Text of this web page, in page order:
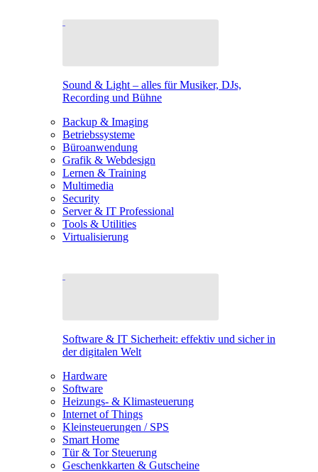
Sound & Light – alles für Musiker, DJs,
Recording und Bühne
Backup & Imaging
Betriebssysteme
Büroanwendung
Grafik & Webdesign
Lernen & Training
Multimedia
Security
Server & IT Professional
Tools & Utilities
Virtualisierung
Software & IT Sicherheit: effektiv und sicher in
der digitalen Welt
Hardware
Software
Heizungs- & Klimasteuerung
Internet of Things
Kleinsteuerungen / SPS
Smart Home
Tür & Tor Steuerung
Geschenkkarten & Gutscheine